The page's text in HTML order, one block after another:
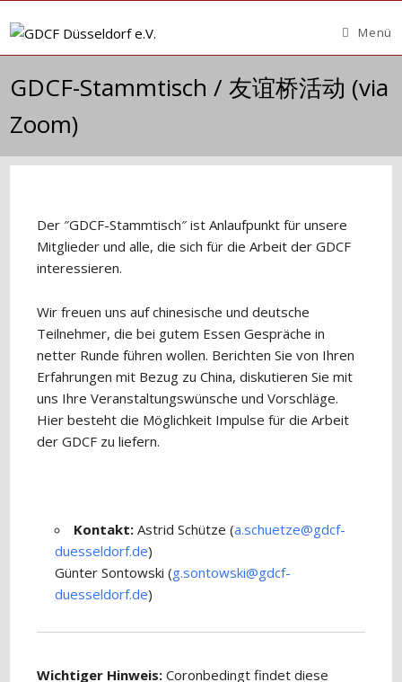
Inhalt
Menü
GDCF-Stammtisch / 友谊桥活动 (via
Zoom)
Der ″GDCF-Stammtisch″ ist Anlaufpunkt für unsere
Mitglieder und alle, die sich für die Arbeit der GDCF
interessieren.
Wir freuen uns auf chinesische und deutsche
Teilnehmer, die bei gutem Essen Gespräche in
netter Runde führen wollen. Berichten Sie von Ihren
Erfahrungen mit Bezug zu China, diskutieren Sie mit
uns Ihre Veranstaltungswünsche und Vorschläge.
Hier besteht die Möglichkeit Impulse für die Arbeit
der GDCF zu liefern.
Kontakt: Astrid Schütze (a.schuetze@gdcf-
duesseldorf.de)
Günter Sontowski (g.sontowski@gdcf-
duesseldorf.de)
Wichtiger Hinweis:Coronbedingt findet diese